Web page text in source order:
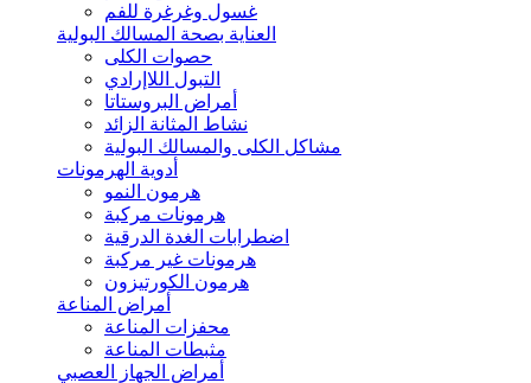
غسول وغرغرة للفم
العناية بصحة المسالك البولية
حصوات الكلى
التبول اللاإرادي
أمراض البروستاتا
نشاط المثانة الزائد
مشاكل الكلى والمسالك البولية
أدوية الهرمونات
هرمون النمو
هرمونات مركبة
اضطرابات الغدة الدرقية
هرمونات غير مركبة
هرمون الكورتيزون
أمراض المناعة
محفزات المناعة
مثبطات المناعة
أمراض الجهاز العصبي